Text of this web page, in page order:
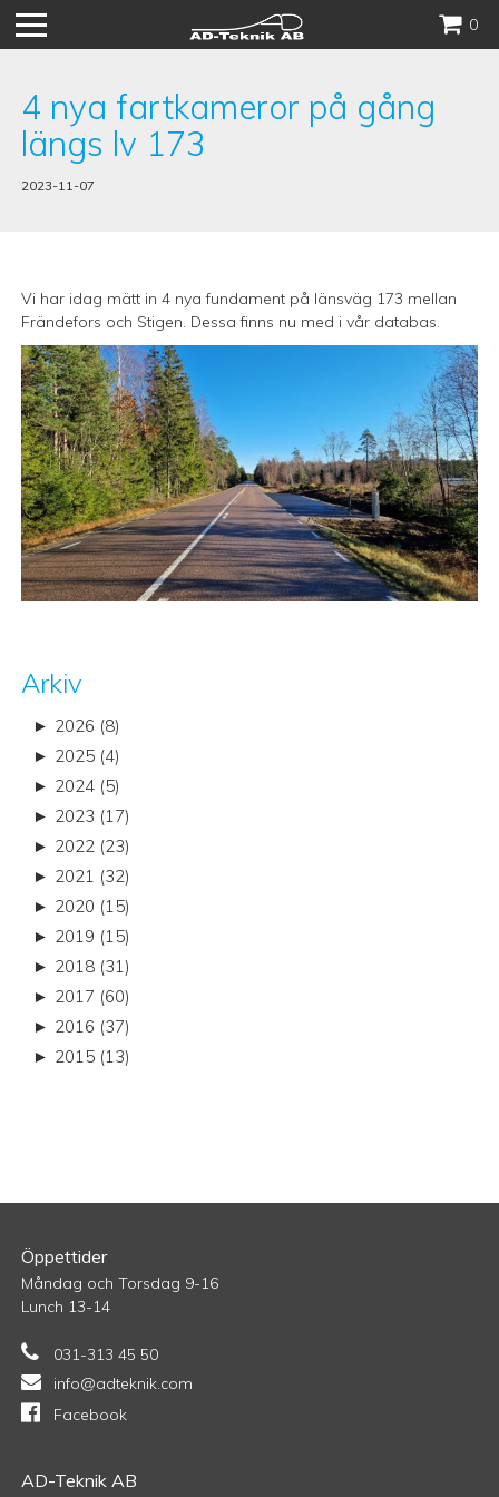
0
Hoppa
4 nya fartkameror på gång
längs lv 173
2023-11-07
Vi har idag mätt in 4 nya fundament på länsväg 173 mellan
Frändefors och Stigen. Dessa finns nu med i vår databas.
Arkiv
► 2026 (8)
► 2025 (4)
► 2024 (5)
► 2023 (17)
► 2022 (23)
► 2021 (32)
► 2020 (15)
► 2019 (15)
► 2018 (31)
► 2017 (60)
► 2016 (37)
► 2015 (13)
Öppettider
Måndag och Torsdag 9-16
Lunch 13-14
031-313 45 50
info@adteknik.com
Facebook
AD-Teknik AB